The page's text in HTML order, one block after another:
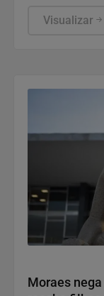
segunda a
Visualizar
Moraes